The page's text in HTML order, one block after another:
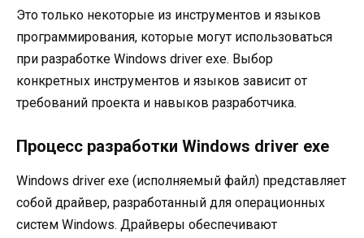
Это только некоторые из инструментов и языков
программирования, которые могут использоваться
при разработке Windows driver exe. Выбор
конкретных инструментов и языков зависит от
требований проекта и навыков разработчика.
Процесс разработки Windows driver exe
Windows driver exe (исполняемый файл) представляет
собой драйвер, разработанный для операционных
систем Windows. Драйверы обеспечивают